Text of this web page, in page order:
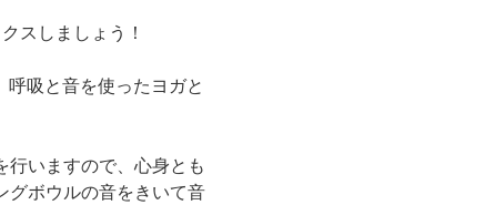
スしましょう！
吸と音を使ったヨガと
行いますので、心身とも
グボウルの音をきいて音